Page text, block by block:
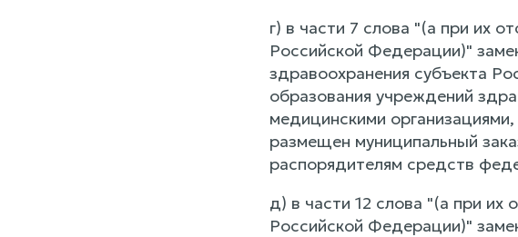
г) в части 7 слова "(а при их
Российской Федерации)"
здравоохранения субъекта
образования учреждений
медицинскими
размещен муниципальный
распорядителям средств
д) в части 12 слова "(а при их
Российской Федерации)"